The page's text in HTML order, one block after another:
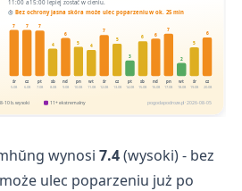
11:00 a 15:00 lepiej zostać w cieniu.
Bez ochrony jasna skóra może ulec poparzeniu w ok. 25 min
7
śr
5.08
7
cz
6.08
7
pt
7.08
4
sb
8.08
6
nd
9.08
5
pn
10.08
4
wt
11.08
7
śr
12.08
5
cz
13.08
3
pt
14.08
6
sb
15.08
6
nd
16.08
7
pn
17.08
2
wt
18.08
5
śr
19.08
6
cz
20.08
8-10 b. wysoki 11+ ekstremalny pogodapodroze.pl · 2026-08-05
wynosi 7.4(wysoki) - bez
ulec poparzeniu już po